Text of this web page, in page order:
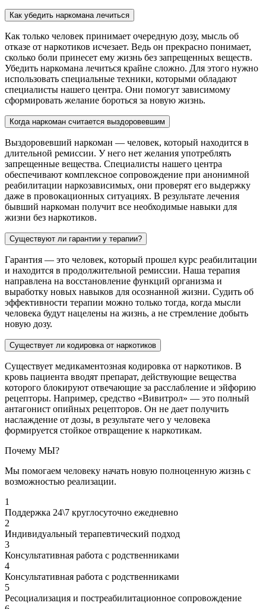
Как убедить наркомана лечиться
Как только человек принимает очередную дозу, мысль об
отказе от наркотиков исчезает. Ведь он прекрасно понимает,
сколько боли принесет ему жизнь без запрещенных веществ.
Убедить наркомана лечиться крайне сложно. Для этого нужно
использовать специальные техники, которыми обладают
специалисты нашего центра. Они помогут зависимому
сформировать желание бороться за новую жизнь.
Когда наркоман считается выздоровевшим
Выздоровевший наркоман — человек, который находится в
длительной ремиссии. У него нет желания употреблять
запрещенные вещества. Специалисты нашего центра
обеспечивают комплексное сопровождение при анонимной
реабилитации наркозависимых, они проверят его выдержку
даже в провокационных ситуациях. В результате лечения
бывший наркоман получит все необходимые навыки для
жизни без наркотиков.
Существуют ли гарантии у терапии?
Гарантия — это человек, который прошел курс реабилитации
и находится в продолжительной ремиссии. Наша терапия
направлена на восстановление функций организма и
выработку новых навыков для осознанной жизни. Судить об
эффективности терапии можно только тогда, когда мысли
человека будут нацелены на жизнь, а не стремление добыть
новую дозу.
Существует ли кодировка от наркотиков
Существует медикаментозная кодировка от наркотиков. В
кровь пациента вводят препарат, действующие вещества
которого блокируют отвечающие за расслабление и эйфорию
рецепторы. Например, средство «Вивитрол» — это полный
антагонист опийных рецепторов. Он не дает получить
наслаждение от дозы, в результате чего у человека
формируется стойкое отвращение к наркотикам.
Почему МЫ?
Мы помогаем человеку начать новую полноценную жизнь с
возможностью реализации.
1
Поддержка 24\7 круглосуточно ежедневно
2
Индивидуальный терапевтический подход
3
Консультативная работа с родственниками
4
Консультативная работа с родственниками
5
Ресоциализация и постреабилитационное сопровождение